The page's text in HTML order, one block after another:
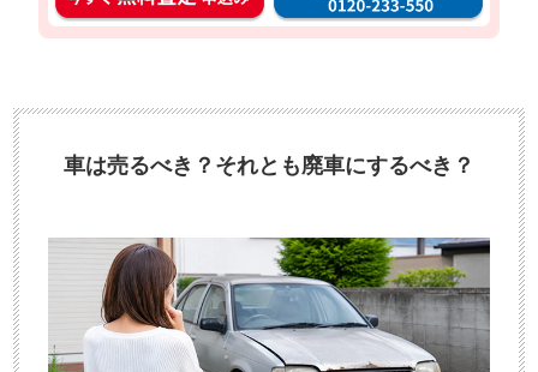
タ
力
今
無
料
お
電
話
気
軽
に
ご
車は売るべき？それとも廃車にするべき？